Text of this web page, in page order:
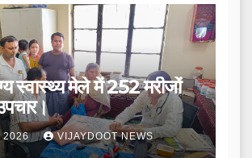
स्वास्थ्य मेले में 252 मरीजों
2026 VIJAYDOOT NEWS